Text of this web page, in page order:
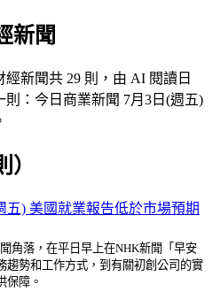
新聞
新聞共 29 則，由 AI 閱讀日
：今日商業新聞 7月3日(週五)
五) 美國就業報告低於市場預期
聞角落，在平日早上在NHK新聞「早安
趨勢和工作方式，到有關初創公司的實
保障。